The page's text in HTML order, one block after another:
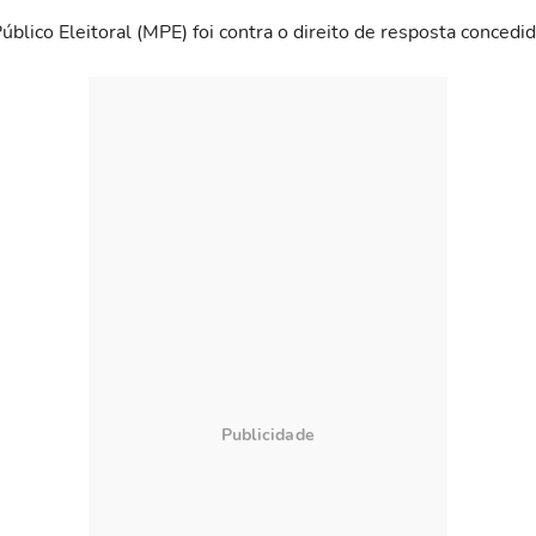
Eleitoral (MPE) foi contra o direito de resposta